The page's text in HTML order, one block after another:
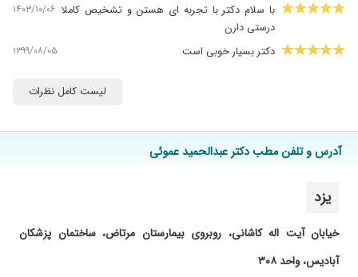
با سلام دکتر با تجربه ای هستن و تشخیص کاملا
درستی دارن
۱۴۰۳/۱۰/۰۶
دکتر بسیار خوبی است ۱۳۹۹/۰۸/۰۵
۱۴۰۰/۰۶/۰۱
هیپوسپادیس
لیست کامل نظرات
آدرس و تلفن مطب دکتر عبدالحمید عموئی
یزد
خیابان آیت اله کاشانی، روبروی بیمارستان مرتاض، ساختمان پزشکان
آبادیس، واحد ۳۰۸